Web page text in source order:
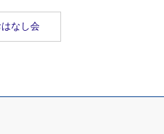
はなし会